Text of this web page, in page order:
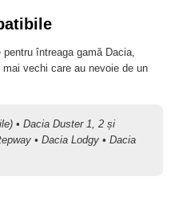
întreaga gamă Dacia,
vechi care au nevoie de un
• Dacia Duster 1, 2 și
• Dacia Lodgy • Dacia